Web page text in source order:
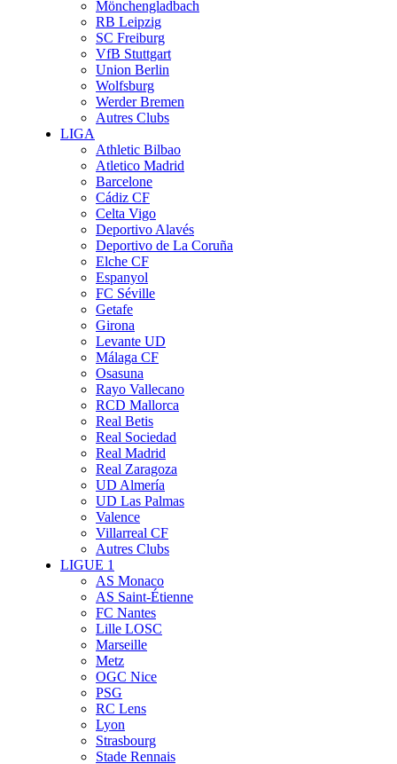
Mönchengladbach
RB Leipzig
SC Freiburg
VfB Stuttgart
Union Berlin
Wolfsburg
Werder Bremen
Autres Clubs
LIGA
Athletic Bilbao
Atletico Madrid
Barcelone
Cádiz CF
Celta Vigo
Deportivo Alavés
Deportivo de La Coruña
Elche CF
Espanyol
FC Séville
Getafe
Girona
Levante UD
Málaga CF
Osasuna
Rayo Vallecano
RCD Mallorca
Real Betis
Real Sociedad
Real Madrid
Real Zaragoza
UD Almería
UD Las Palmas
Valence
Villarreal CF
Autres Clubs
LIGUE 1
AS Monaco
AS Saint-Étienne
FC Nantes
Lille LOSC
Marseille
Metz
OGC Nice
PSG
RC Lens
Lyon
Strasbourg
Stade Rennais